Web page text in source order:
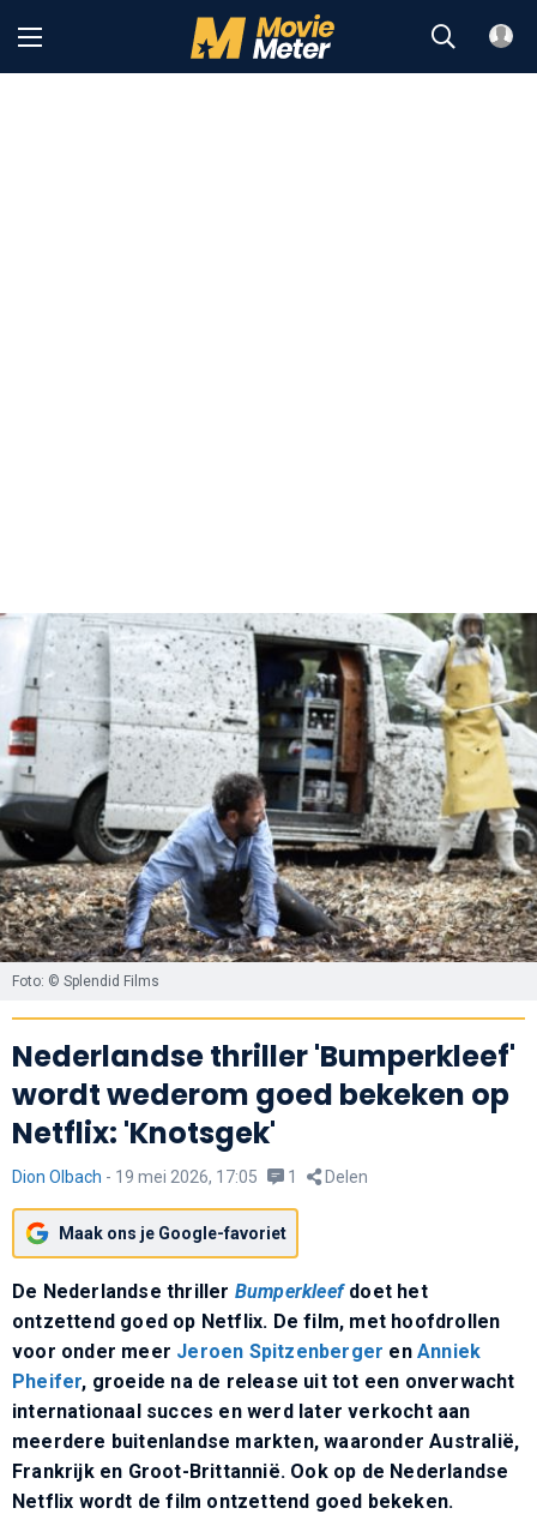
Foto: © Splendid Films
Nederlandse thriller 'Bumperkleef'
wordt wederom goed bekeken op
Netflix: 'Knotsgek'
Dion Olbach - 19 mei 2026, 17:05 1 Delen
Maak ons je Google-favoriet
De Nederlandse thriller Bumperkleef doet het
ontzettend goed op Netflix. De film, met hoofdrollen
voor onder meer Jeroen Spitzenberger enAnniek
Pheifer, groeide na de release uit tot een onverwacht
internationaal succes en werd later verkocht aan
meerdere buitenlandse markten, waaronder Australië,
Frankrijk en Groot-Brittannië. Ook op de Nederlandse
Netflix wordt de film ontzettend goed bekeken.